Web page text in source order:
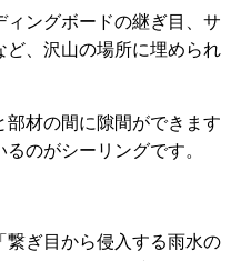
ィングボードの継ぎ目、サ
ど、沢山の場所に埋められ
材の間に隙間ができます
のがシーリングです。
繋ぎ目から侵入する雨水の